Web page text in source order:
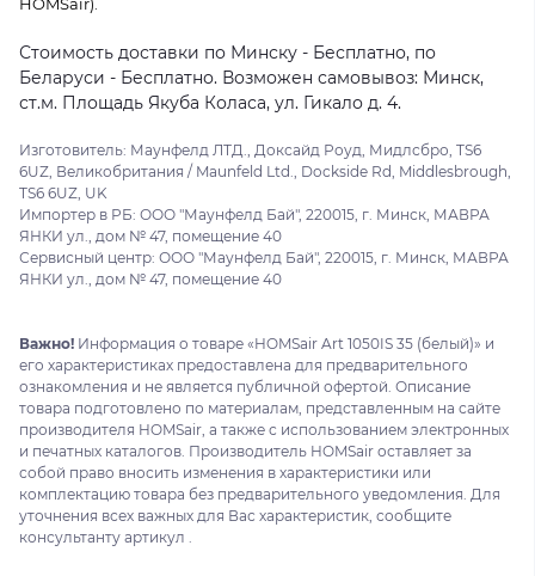
Стоимость доставки по Минску - Бесплатно, по
Беларуси - Бесплатно. Возможен самовывоз: Минск,
ст.м. Площадь Якуба Коласа, ул. Гикало д. 4.
Изготовитель: Маунфелд ЛТД., Доксайд Роуд, Мидлсбро, TS6
6UZ, Великобритания / Maunfeld Ltd., Dockside Rd, Middlesbrough,
TS6 6UZ, UK
Импортер в РБ: ООО "Маунфелд Бай", 220015, г. Минск, МАВРА
ЯНКИ ул., дом № 47, помещение 40
Сервисный центр: ООО "Маунфелд Бай", 220015, г. Минск, МАВРА
ЯНКИ ул., дом № 47, помещение 40
Важно! Информация о товаре «HOMSair Art 1050IS 35 (белый)» и
его характеристиках предоставлена для предварительного
ознакомления и не является публичной офертой. Описание
товара подготовлено по материалам, представленным на сайте
производителя HOMSair, а также с использованием электронных
и печатных каталогов. Производитель HOMSair оставляет за
собой право вносить изменения в характеристики или
комплектацию товара без предварительного уведомления. Для
уточнения всех важных для Вас характеристик, сообщите
консультанту артикул .